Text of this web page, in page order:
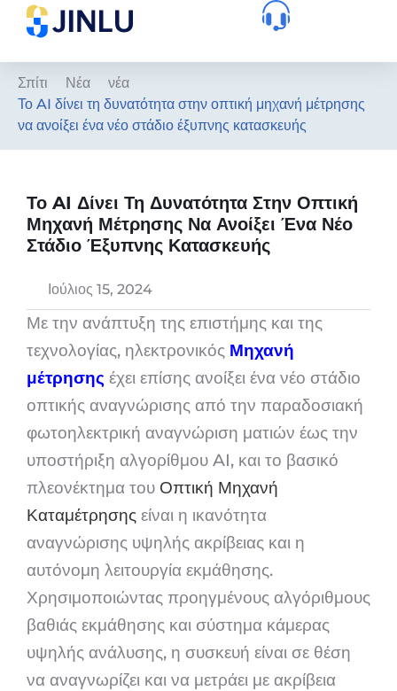
Σπίτι Νέα
νέα
Το AI δίνει τη δυνατότητα στην οπτική μηχανή μέτρησης
να ανοίξει ένα νέο στάδιο έξυπνης κατασκευής
Το AI Δίνει Τη Δυνατότητα Στην Οπτική
Μηχανή Μέτρησης Να Ανοίξει Ένα Νέο
Στάδιο Έξυπνης Κατασκευής
Ιούλιος 15, 2024
Με την ανάπτυξη της επιστήμης και της
τεχνολογίας, ηλεκτρονικός Μηχανή
μέτρησης έχει επίσης ανοίξει ένα νέο στάδιο
οπτικής αναγνώρισης από την παραδοσιακή
φωτοηλεκτρική αναγνώριση ματιών έως την
υποστήριξη αλγορίθμου AI, και το βασικό
πλεονέκτημα του Οπτική Μηχανή
Καταμέτρησης είναι η ικανότητα
αναγνώρισης υψηλής ακρίβειας και η
αυτόνομη λειτουργία εκμάθησης.
Χρησιμοποιώντας προηγμένους αλγόριθμους
βαθιάς εκμάθησης και σύστημα κάμερας
υψηλής ανάλυσης, η συσκευή είναι σε θέση
να αναγνωρίζει και να μετράει με ακρίβεια